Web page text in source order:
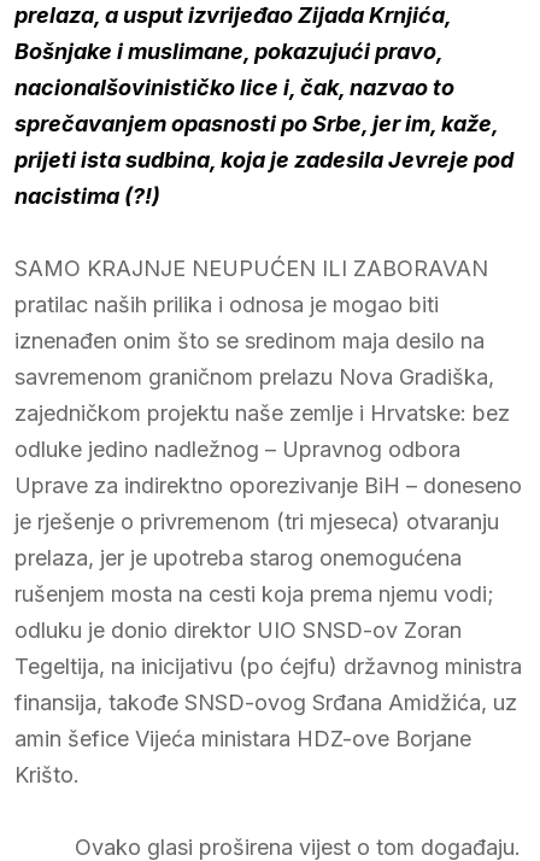
prelaza, a usput izvrijeđao Zijada Krnjića,
Bošnjake i muslimane, pokazujući pravo,
nacionalšovinističko lice i, čak, nazvao to
sprečavanjem opasnosti po Srbe, jer im, kaže,
prijeti ista sudbina, koja je zadesila Jevreje pod
nacistima (?!)
SAMO KRAJNJE NEUPUĆEN ILI ZABORAVAN
pratilac naših prilika i odnosa je mogao biti
iznenađen onim što se sredinom maja desilo na
savremenom graničnom prelazu Nova Gradiška,
zajedničkom projektu naše zemlje i Hrvatske: bez
odluke jedino nadležnog – Upravnog odbora
Uprave za indirektno oporezivanje BiH – doneseno
je rješenje o privremenom (tri mjeseca) otvaranju
prelaza, jer je upotreba starog onemogućena
rušenjem mosta na cesti koja prema njemu vodi;
odluku je donio direktor UIO SNSD-ov Zoran
Tegeltija, na inicijativu (po ćejfu) državnog ministra
finansija, takođe SNSD-ovog Srđana Amidžića, uz
amin šefice Vijeća ministara HDZ-ove Borjane
Krišto.
Ovako glasi proširena vijest o tom događaju.